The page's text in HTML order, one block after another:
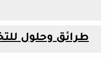
طرائق وحلول